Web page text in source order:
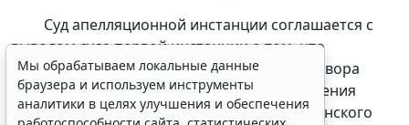
Суд апелляционной инстанции соглашается с
выводом суда первой инстанции о том, что
взаимосвязанное толкование условий договора
купли-продажи от 25.06.2010 в целях выяснения
волеизъявления сторон (статья 431Гражданского
Мы обрабатываем локальные данные
браузера и используем инструменты
аналитики в целях улучшения и обеспечения